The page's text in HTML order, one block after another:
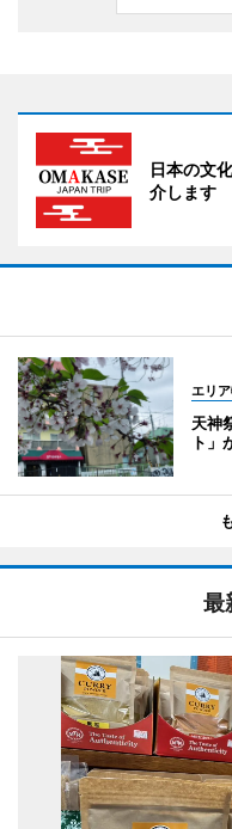
日本の文
介します
エリ
天神
ト」
最